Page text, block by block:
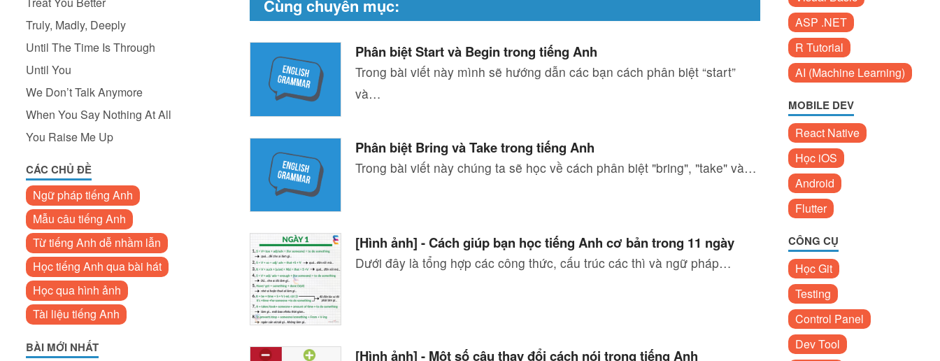
Truly, Madly, Deeply
Until The Time Is Through
Until You
We Don’t Talk Anymore
When You Say Nothing At All
You Raise Me Up
CÁC CHỦ ĐỀ
Ngữ pháp tiếng Anh
Mẫu câu tiếng Anh
Từ tiếng Anh dễ nhầm lẫn
Học tiếng Anh qua bài hát
Học qua hình ảnh
Tài liệu tiếng Anh
BÀI MỚI NHẤT
Cùng chuyên mục:
Phân biệt Start và Begin trong tiếng Anh
Trong bài viết này mình sẽ hướng dẫn các bạn cách phân biệt “start”
và…
Phân biệt Bring và Take trong tiếng Anh
Trong bài viết này chúng ta sẽ học về cách phân biệt "bring", "take" và…
[Hình ảnh] - Cách giúp bạn học tiếng Anh cơ bản trong 11 ngày
Dưới đây là tổng hợp các công thức, cấu trúc các thì và ngữ pháp…
[Hình ảnh] - Một số câu thay đổi cách nói trong tiếng Anh
ASP .NET
R Tutorial
AI (Machine Learning)
MOBILE DEV
React Native
Học iOS
Android
Flutter
CÔNG CỤ
Học Git
Testing
Control Panel
Dev Tool